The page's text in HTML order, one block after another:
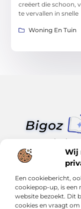
Wij
Een cookiebericht,
cookiepop-up, is een
website bezoekt. Dit
cookies en vraagt
creëert die schoon,
te vervallen in snelle
Woning En Tuin
Van klein
Lees inspirerende
Bericht